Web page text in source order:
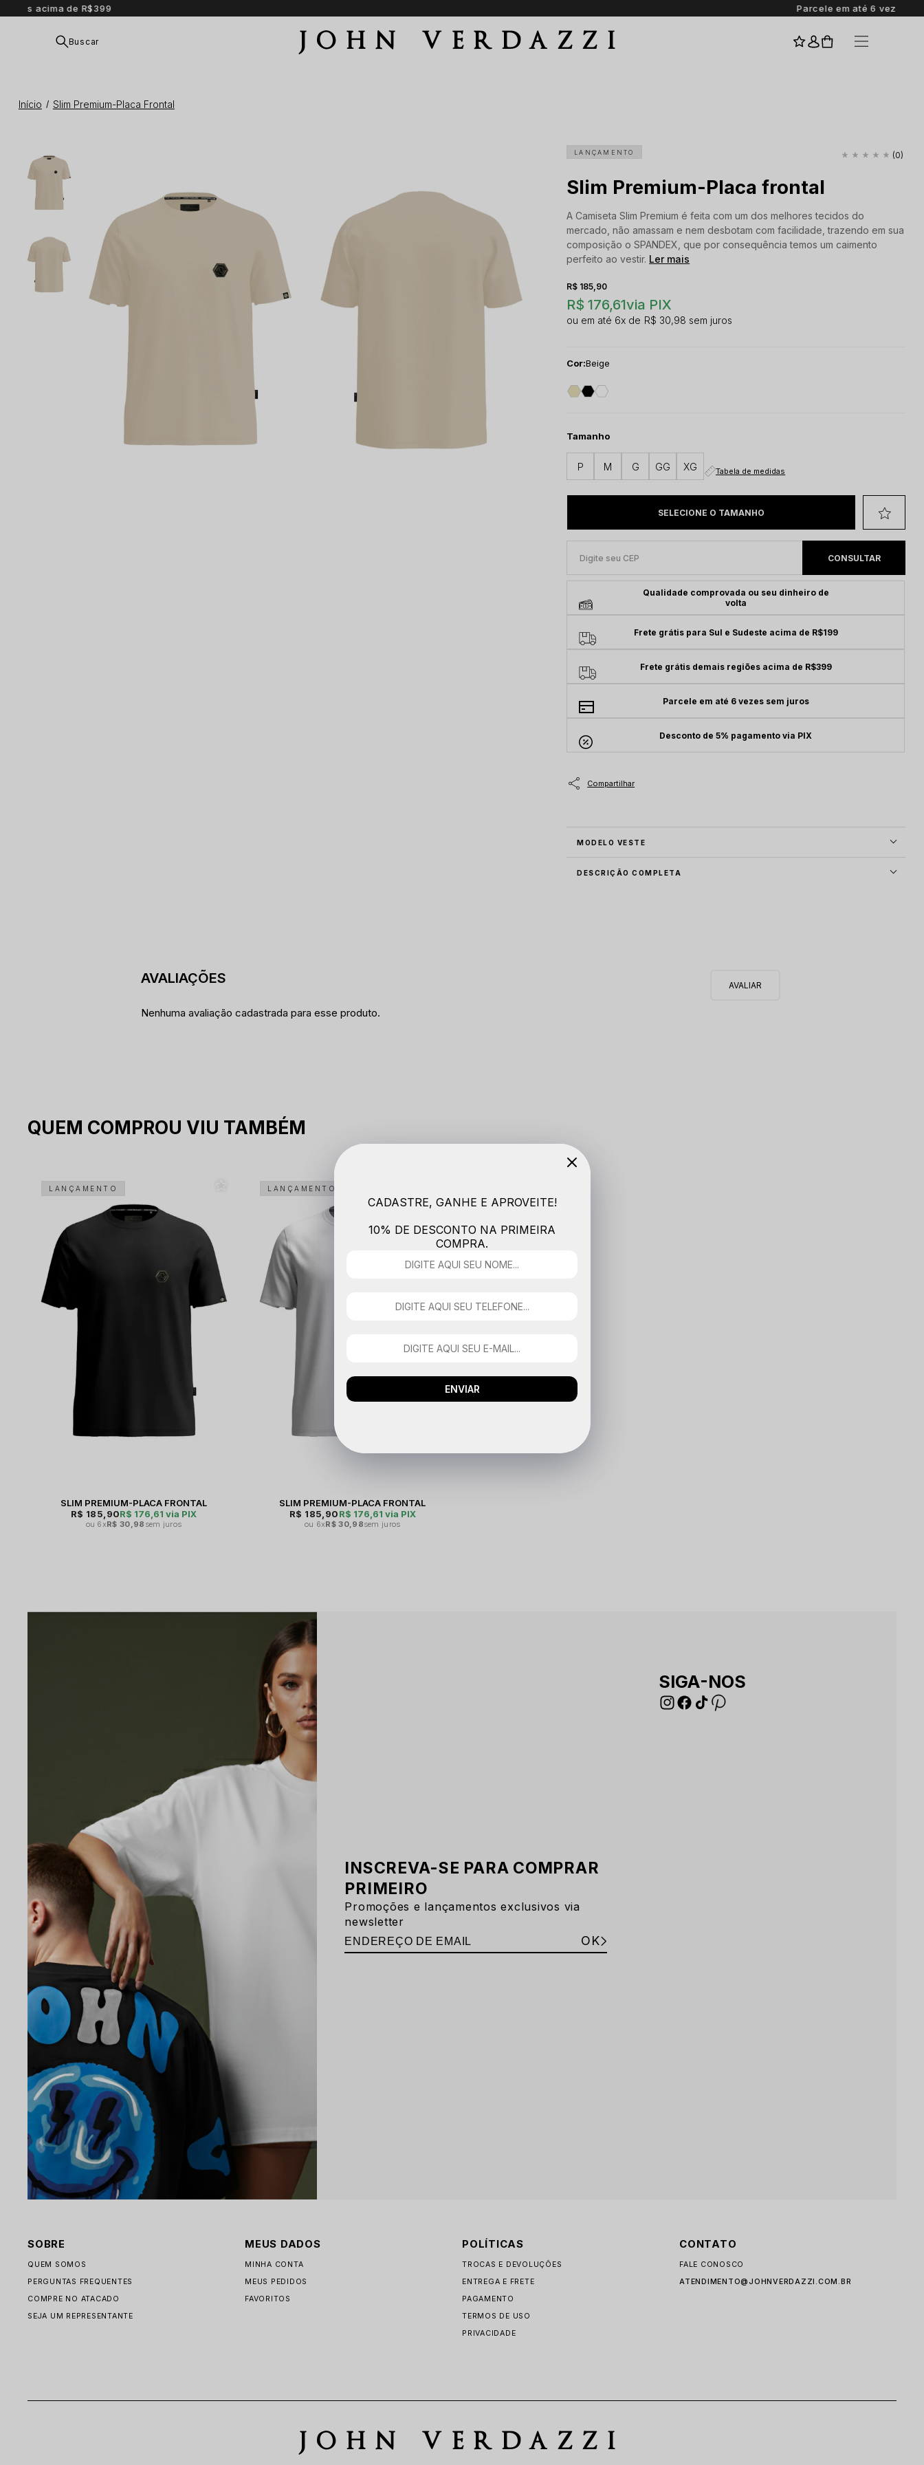
Buscar JOHN VERDAZZI
Início Slim Premium-Placa Frontal
LANÇAMENTO
Slim Premium-Placa frontal
A Camiseta Slim Premium é feita com um dos melhores tecidos do
mercado, não amassam e nem desbotam com facilidade, trazendo em sua
composição o SPANDEX, que por consequência temos um caimento
perfeito ao vestir. Ler mais
(0)
R$ 176,61via PIX
R$ 185,90
6x R$ 30,98 sem juros
Cor:Beige
Tamanho
P M G GG XG Tabela de medidas
Qualidade comprovada ou seu dinheiro de
volta
Frete grátis para Sul e Sudeste acima de R$199
Frete grátis demais regiões acima de R$399
Parcele em até 6 vezes sem juros
Desconto de 5% pagamento via PIX
MODELO VESTE
DESCRIÇÃO COMPLETA
Nenhuma avaliação cadastrada para esse produto.
QUEM COMPROU VIU TAMBÉM
LANÇAMENTO
SLIM PREMIUM-PLACA FRONTAL
R$ 176,61 via PIX
R$ 185,90
6xR$ 30,98 sem juros
LANÇAMENTO
SLIM PREMIUM-PLACA FRONTAL
R$ 176,61 via PIX
R$ 185,90
6xR$ 30,98sem juros
INSCREVA-SE PARA COMPRAR
PRIMEIRO
Promoções e lançamentos exclusivos via
newsletter
OK
SIGA-NOS
SOBRE
QUEM SOMOS
PERGUNTAS FREQUENTES
COMPRE NO ATACADO
SEJA UM REPRESENTANTE
MEUS DADOS
MINHA CONTA
MEUS PEDIDOS
FAVORITOS
POLÍTICAS
TROCAS E DEVOLUÇÕES
ENTREGA E FRETE
PAGAMENTO
TERMOS DE USO
PRIVACIDADE
CONTATO
FALE CONOSCO
ATENDIMENTO@JOHNVERDAZZI.COM.BR
JOHN VERDAZZI
CADASTRE, GANHE E APROVEITE!
10% DE DESCONTO NA PRIMEIRA
COMPRA.
ENVIAR